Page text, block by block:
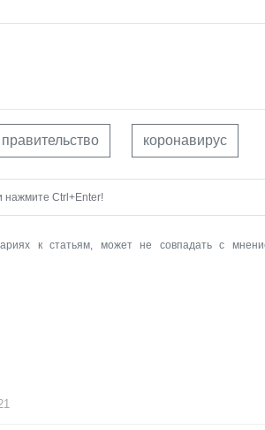
правительство коронавирус
нажмите Ctrl+Enter!
к статьям, может не совпадать с